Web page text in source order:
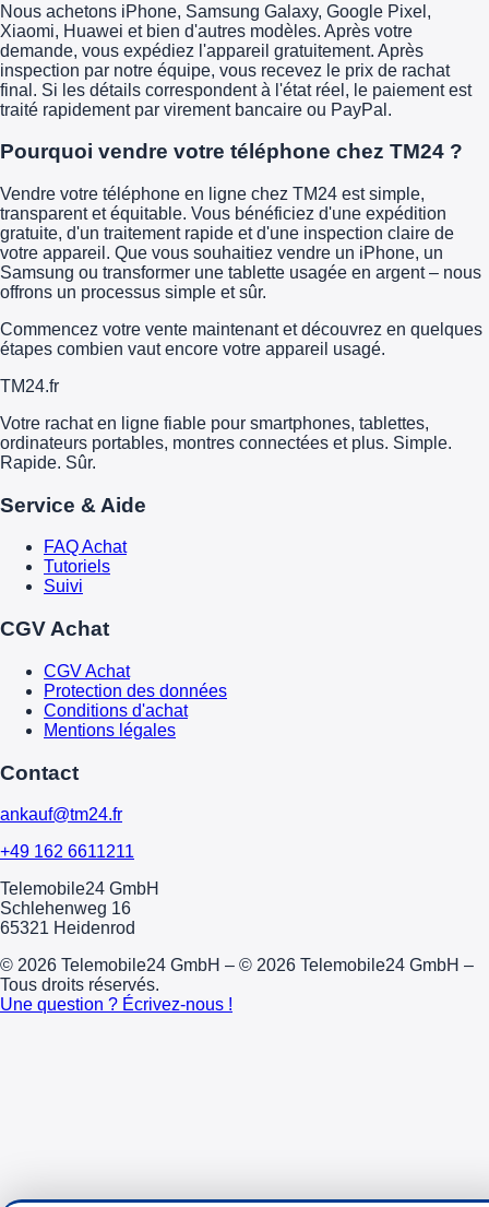
Nous achetons iPhone, Samsung Galaxy, Google Pixel,
Xiaomi, Huawei et bien d'autres modèles. Après votre
demande, vous expédiez l'appareil gratuitement. Après
inspection par notre équipe, vous recevez le prix de rachat
final. Si les détails correspondent à l'état réel, le paiement est
traité rapidement par virement bancaire ou PayPal.
Pourquoi vendre votre téléphone chez TM24 ?
Vendre votre téléphone en ligne chez TM24 est simple,
transparent et équitable. Vous bénéficiez d'une expédition
gratuite, d'un traitement rapide et d'une inspection claire de
votre appareil. Que vous souhaitiez vendre un iPhone, un
Samsung ou transformer une tablette usagée en argent – nous
offrons un processus simple et sûr.
Commencez votre vente maintenant et découvrez en quelques
étapes combien vaut encore votre appareil usagé.
TM24.fr
Votre rachat en ligne fiable pour smartphones, tablettes,
ordinateurs portables, montres connectées et plus. Simple.
Rapide. Sûr.
Service & Aide
FAQ Achat
Tutoriels
Suivi
CGV Achat
CGV Achat
Protection des données
Conditions d'achat
Mentions légales
Contact
ankauf@tm24.fr
+49 162 6611211
Telemobile24 GmbH
Schlehenweg 16
65321 Heidenrod
© 2026 Telemobile24 GmbH – © 2026 Telemobile24 GmbH –
Tous droits réservés.
Une question ? Écrivez-nous !